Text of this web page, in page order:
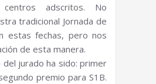
adscritos. No
tradicional Jornada de
estas fechas, pero nos
de esta manera.
jurado ha sido: primer
premio para S1B.